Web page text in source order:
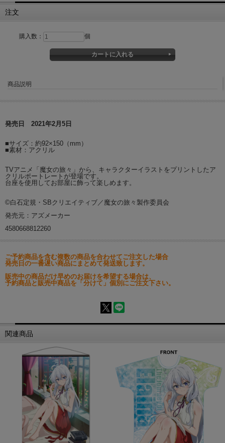
注文
購入数： 個
商品説明
発売日 2021年2月5日
■サイズ：約92×150（mm）
■素材：アクリル
TVアニメ「魔女の旅々」から、キャラクターイラストをプリントしたア
クリルポートレートが登場です。
台座を使用してお部屋に飾って楽しめます。
©白石定規・SBクリエイティブ／魔女の旅々製作委員会
発売元：アズメーカー
4580668812260
ご予約商品を含む複数の商品を合わせてご注文した場合
発売日の一番遅い商品にまとめて発送致します。
販売中の商品だけ早めのお届けを希望する場合は、
予約商品と販売中商品を「分けて」個別にご注文下さい。
関連商品